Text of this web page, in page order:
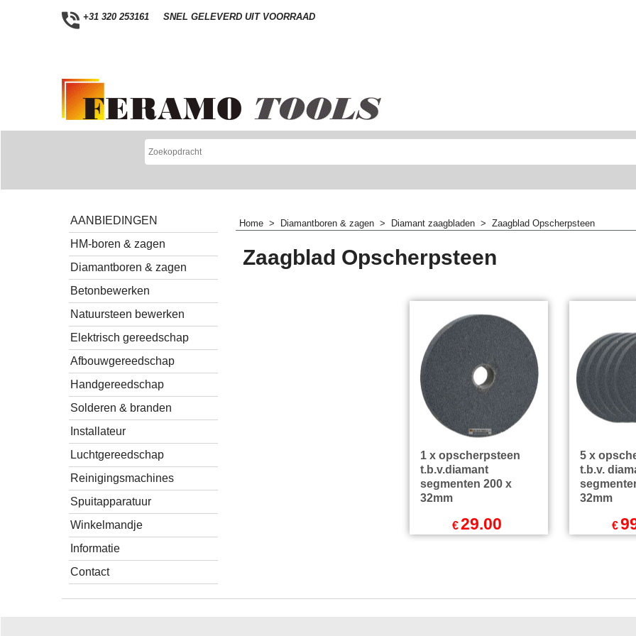
+31 320 253161 SNEL GELEVERD UIT VOORRAAD
AANBIEDINGEN
HM-boren & zagen
Diamantboren & zagen
Betonbewerken
Natuursteen bewerken
Elektrisch gereedschap
Afbouwgereedschap
Handgereedschap
Solderen & branden
Installateur
Luchtgereedschap
Reinigingsmachines
Spuitapparatuur
Winkelmandje
Informatie
Contact
Home > Diamantboren & zagen > Diamant zaagbladen > Zaagblad Opscherpsteen
Zaagblad Opscherpsteen
1 x opscherpsteen
t.b.v.diamant
segmenten 200 x
32mm
€29.00
Excl.BTW
5 x
t.b.v.
32mm
€